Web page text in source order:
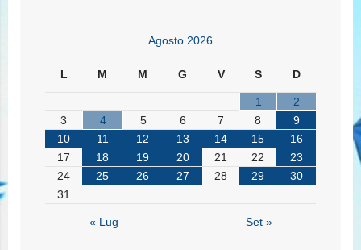
Agosto 2026
L M M G V S D
1
2
3
4 5 6 7 8
9
10
11 12 13 14 15
16
17
18 19 20 21 22
23
24
25 26 27 28 29
30
31
« Lug Set »